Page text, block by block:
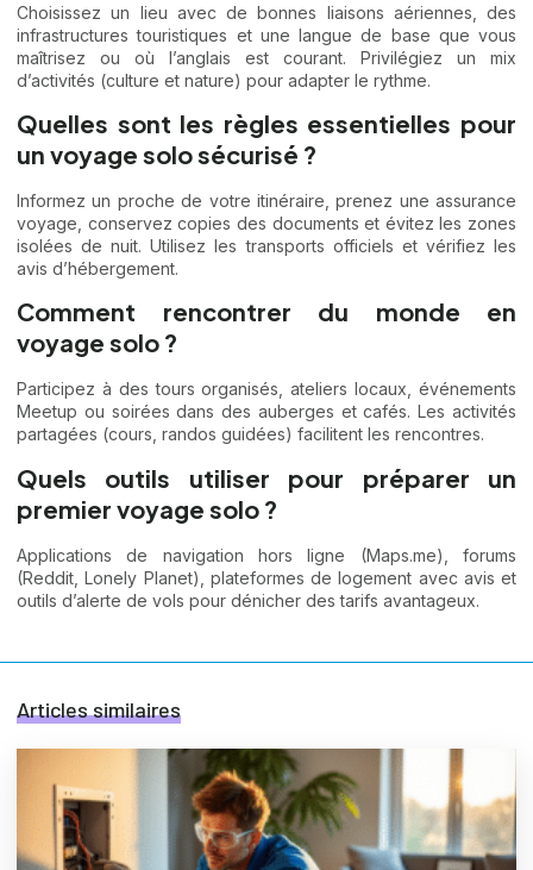
Choisissez un lieu avec de bonnes liaisons aériennes, des
infrastructures touristiques et une langue de base que vous
maîtrisez ou où l’anglais est courant. Privilégiez un mix
d’activités (culture et nature) pour adapter le rythme.
Quelles sont les règles essentielles pour
un voyage solo sécurisé ?
Informez un proche de votre itinéraire, prenez une assurance
voyage, conservez copies des documents et évitez les zones
isolées de nuit. Utilisez les transports officiels et vérifiez les
avis d’hébergement.
Comment rencontrer du monde en
voyage solo ?
Participez à des tours organisés, ateliers locaux, événements
Meetup ou soirées dans des auberges et cafés. Les activités
partagées (cours, randos guidées) facilitent les rencontres.
Quels outils utiliser pour préparer un
premier voyage solo ?
Applications de navigation hors ligne (Maps.me), forums
(Reddit, Lonely Planet), plateformes de logement avec avis et
outils d’alerte de vols pour dénicher des tarifs avantageux.
Articles similaires